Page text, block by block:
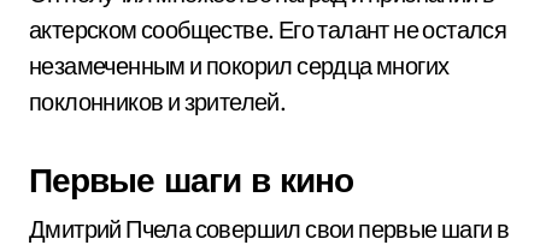
актерском сообществе. Его талант не остался
незамеченным и покорил сердца многих
поклонников и зрителей.
Первые шаги в кино
Дмитрий Пчела совершил свои первые шаги в